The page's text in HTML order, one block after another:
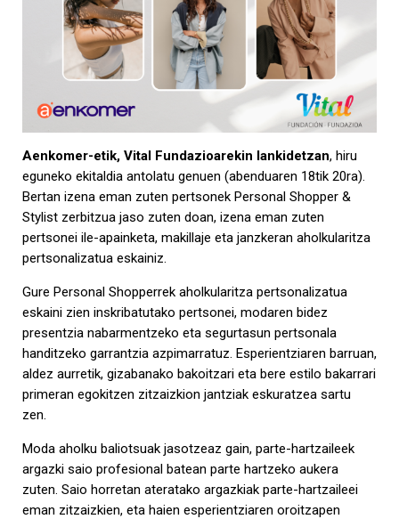
Aenkomer-etik, Vital Fundazioarekin lankidetzan, hiru
eguneko ekitaldia antolatu genuen (abenduaren 18tik 20ra).
Bertan izena eman zuten pertsonek Personal Shopper &
Stylist zerbitzua jaso zuten doan, izena eman zuten
pertsonei ile-apainketa, makillaje eta janzkeran aholkularitza
pertsonalizatua eskainiz.
Gure Personal Shopperrek aholkularitza pertsonalizatua
eskaini zien inskribatutako pertsonei, modaren bidez
presentzia nabarmentzeko eta segurtasun pertsonala
handitzeko garrantzia azpimarratuz. Esperientziaren barruan,
aldez aurretik, gizabanako bakoitzari eta bere estilo bakarrari
primeran egokitzen zitzaizkion jantziak eskuratzea sartu
zen.
Moda aholku baliotsuak jasotzeaz gain, parte-hartzaileek
argazki saio profesional batean parte hartzeko aukera
zuten. Saio horretan ateratako argazkiak parte-hartzaileei
eman zitzaizkien, eta haien esperientziaren oroitzapen